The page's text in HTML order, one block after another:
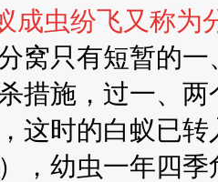
成虫纷飞又称为
窝只有短暂的
措施，过一、
这时的白蚁已
，幼虫一年四